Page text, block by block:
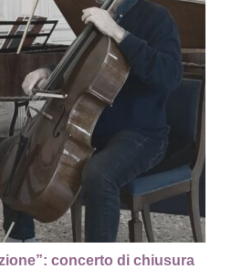
concerto di chiusura